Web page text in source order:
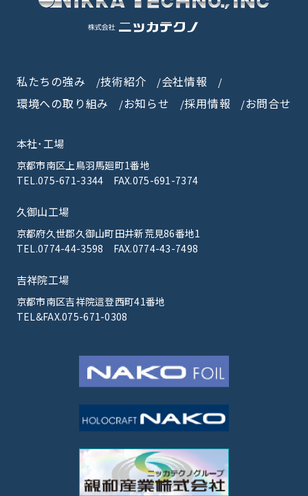
私たちの強み 技術紹介
会社情報
環境への取り組み
お知らせ 採用情報 お問合せ
本社･工場
京都市南区上鳥羽馬廻町1番地
TEL.075-671-3344 FAX.075-691-7374
久御山工場
京都府久世郡久御山町田井新荒見86番地1
TEL.0774-44-3598 FAX.0774-43-7498
吉祥院工場
京都市南区吉祥院這登西町41番地
TEL&FAX.075-671-0308